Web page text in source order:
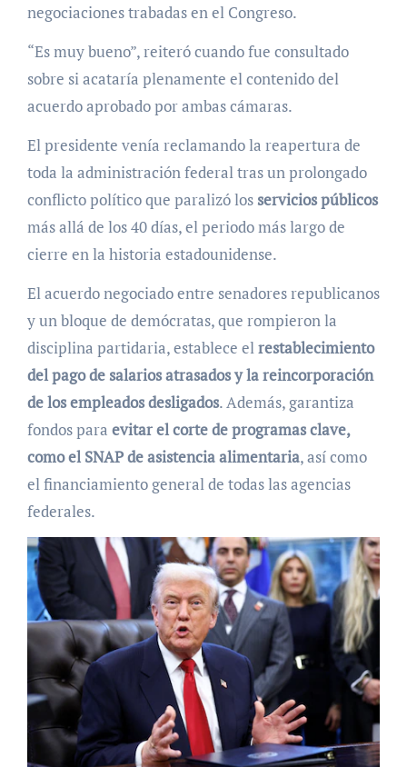
negociaciones trabadas en el Congreso.
“Es muy bueno”, reiteró cuando fue consultado
sobre si acataría plenamente el contenido del
acuerdo aprobado por ambas cámaras.
El presidente venía reclamando la reapertura de
toda la administración federal tras un prolongado
conflicto político que paralizó los servicios públicos
más allá de los 40 días, el periodo más largo de
cierre en la historia estadounidense.
El acuerdo negociado entre senadores republicanos
y un bloque de demócratas, que rompieron la
disciplina partidaria, establece elrestablecimiento
del pago de salarios atrasados y la reincorporación
de los empleados desligados. Además, garantiza
fondos para evitar el corte de programas clave,
como el SNAP de asistencia alimentaria, así como
el financiamiento general de todas las agencias
federales.